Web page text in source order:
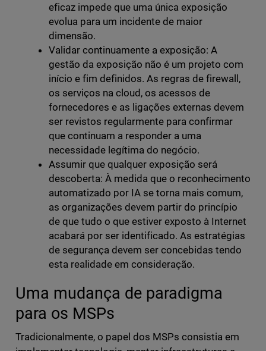
eficaz impede que uma única exposição
evolua para um incidente de maior
dimensão.
Validar continuamente a exposição: A
gestão da exposição não é um projeto com
início e fim definidos. As regras de firewall,
os serviços na cloud, os acessos de
fornecedores e as ligações externas devem
ser revistos regularmente para confirmar
que continuam a responder a uma
necessidade legítima do negócio.
Assumir que qualquer exposição será
descoberta: À medida que o reconhecimento
automatizado por IA se torna mais comum,
as organizações devem partir do princípio
de que tudo o que estiver exposto à Internet
acabará por ser identificado. As estratégias
de segurança devem ser concebidas tendo
esta realidade em consideração.
Uma mudança de paradigma
para os MSPs
Tradicionalmente, o papel dos MSPs consistia em